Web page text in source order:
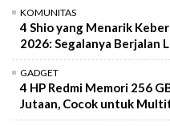
KOMUNITAS
4 Shio yang Menarik
2026: Segalanya Berjalan
GADGET
4 HP Redmi Memori 256
Jutaan, Cocok untuk